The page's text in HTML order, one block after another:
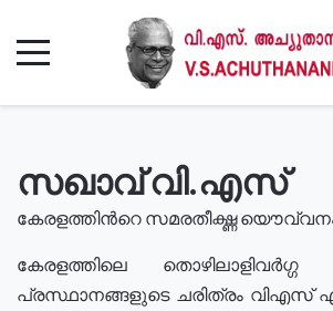
സഖാവ് വി.എസ്
കേരളത്തിൻറെ സമരതീക്ഷ്ണ
കേരളത്തിലെ
പ്രസ്ഥാനങ്ങളുടെ ചരിത്രം വിഎസ്